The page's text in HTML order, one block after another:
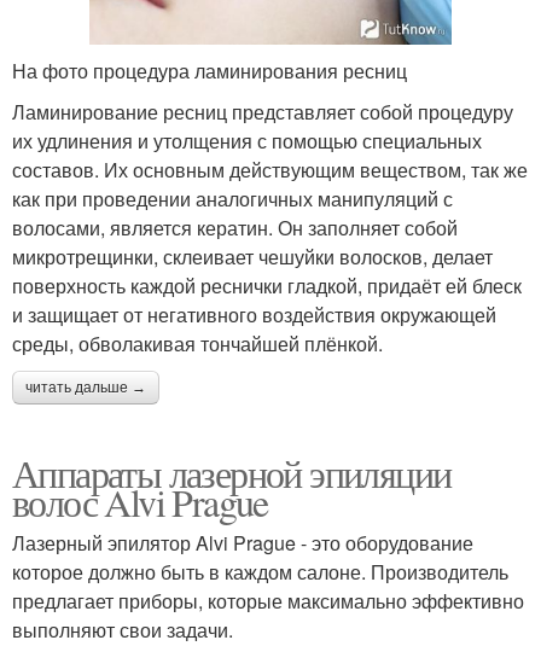
На фото процедура ламинирования ресниц
Ламинирование ресниц представляет собой процедуру
их удлинения и утолщения с помощью специальных
составов. Их основным действующим веществом, так же
как при проведении аналогичных манипуляций с
волосами, является кератин. Он заполняет собой
микротрещинки, склеивает чешуйки волосков, делает
поверхность каждой реснички гладкой, придаёт ей блеск
и защищает от негативного воздействия окружающей
среды, обволакивая тончайшей плёнкой.
читать дальше →
Аппараты лазерной эпиляции
волос Alvi Prague
Лазерный эпилятор Alvi Prague - это оборудование
которое должно быть в каждом салоне. Производитель
предлагает приборы, которые максимально эффективно
выполняют свои задачи.